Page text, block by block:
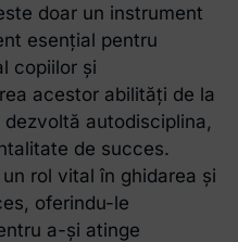
doar un instrument
esențial pentru
copiilor și
acestor abilități de la
autodisciplina,
de succes.
rol vital în ghidarea și
oferindu-le
a-și atinge